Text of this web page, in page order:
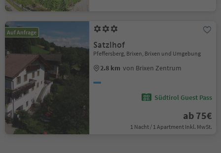
Auf Anfrage
Satzlhof
Pfeffersberg, Brixen, Brixen und Umgebung
2.8 km von Brixen Zentrum
Südtirol Guest Pass
ab 75€
1 Nacht / 1 Apartment Inkl. MwSt.